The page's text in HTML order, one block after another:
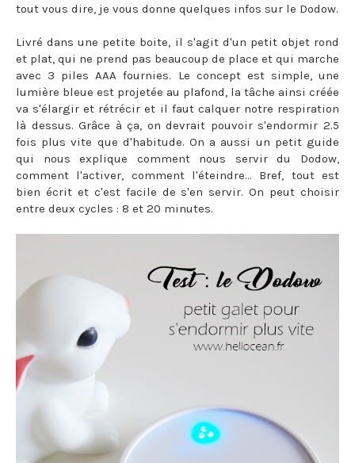
tout vous dire, je vous donne quelques infos sur le Dodow.
Livré dans une petite boite, il s'agit d'un petit objet rond
et plat, qui ne prend pas beaucoup de place et qui marche
avec 3 piles AAA fournies. Le concept est simple, une
lumière bleue est projetée au plafond, la tâche ainsi créée
va s'élargir et rétrécir et il faut calquer notre respiration
là dessus. Grâce à ça, on devrait pouvoir s'endormir 2.5
fois plus vite que d'habitude. On a aussi un petit guide
qui nous explique comment nous servir du Dodow,
comment l'activer, comment l'éteindre... Bref, tout est
bien écrit et c'est facile de s'en servir. On peut choisir
entre deux cycles : 8 et 20 minutes.